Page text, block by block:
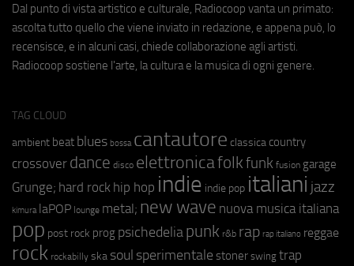
Dal punto di vista artistico e culturale, Radiocoop vanta un primato:
ascolta tutto quello che viene inviato in redazione, e appena può, lo
recensisce, e in alcuni casi, chiede collaborazione agli artisti.
Radiocoop sostiene l'arte, la cultura e la musica di ogni genere.
TAG CLOUD
ambient beat blues bossa cantautore classica country
crossover dance disco elettronicafolkfunk fusion garage
Grunge; hard rock hip hop indie indie pop italiani jazz
kimura laPOP lounge metal; new wave nuova musica italiana
pop post rock prog psichedeliapunk r&b rap rap italiano reggae
rock rockabilly ska soul sperimentale stoner swing trap